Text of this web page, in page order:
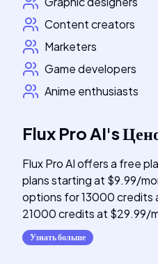
Content creators
Marketers
Game developers
Anime enthusiasts
Flux Pro AI's
Flux Pro AI offers a free
plans starting at $9.99/
options for 13000 credits
21000 credits at $29.99/
Узнать больше